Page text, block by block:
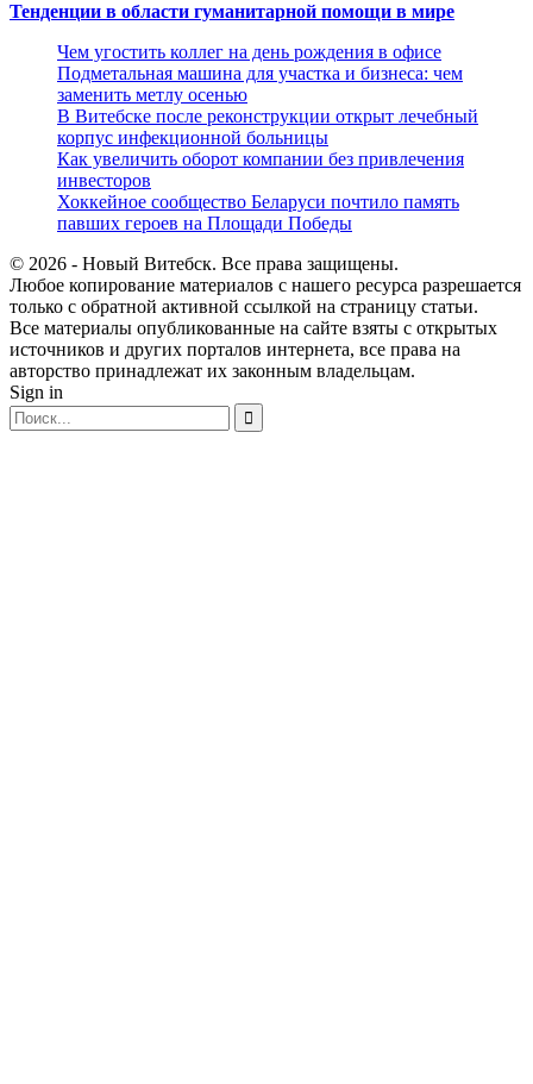
Тенденции в области гуманитарной помощи в мире
Чем угостить коллег на день рождения в офисе
Подметальная машина для участка и бизнеса: чем
заменить метлу осенью
В Витебске после реконструкции открыт лечебный
корпус инфекционной больницы
Как увеличить оборот компании без привлечения
инвесторов
Хоккейное сообщество Беларуси почтило память
павших героев на Площади Победы
© 2026 - Новый Витебск. Все права защищены.
Любое копирование материалов с нашего ресурса разрешается
только с обратной активной ссылкой на страницу статьи.
Все материалы опубликованные на сайте взяты с открытых
источников и других порталов интернета, все права на
авторство принадлежат их законным владельцам.
Sign in